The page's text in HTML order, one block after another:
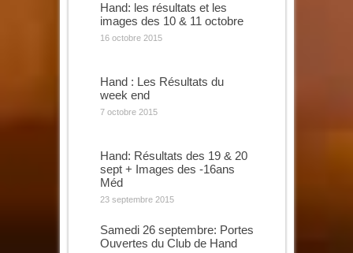
Hand: les résultats et les
images des 10 & 11 octobre
16 octobre 2015
Hand : Les Résultats du
week end
7 octobre 2015
Hand: Résultats des 19 & 20
sept + Images des -16ans
Méd
23 septembre 2015
Samedi 26 septembre: Portes
Ouvertes du Club de Hand